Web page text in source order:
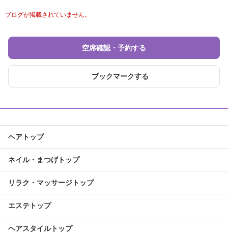
ブログが掲載されていません。
空席確認・予約する
ブックマークする
ヘアトップ
ネイル・まつげトップ
リラク・マッサージトップ
エステトップ
ヘアスタイルトップ